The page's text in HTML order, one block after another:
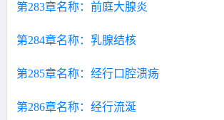
第283章名称：前庭大腺炎
第284章名称：乳腺结核
第285章名称：经行口腔溃疡
第286章名称：经行流涎